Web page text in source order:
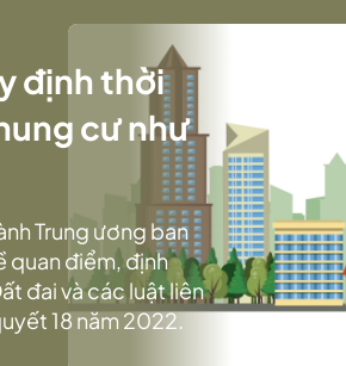
định thời
cư như
Trung ương ban
quan điểm, định
đai và các luật liên
18 năm 2022.